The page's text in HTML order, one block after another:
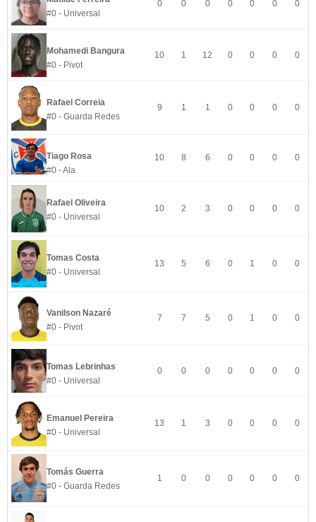
#0 - Universal
0 0 0 0 0 0 0
Mohamedi Bangura
#0 - Pivot
10 1 12 0 0 0 0
Rafael Correia
#0 - Guarda Redes
9 1 1 0 0 0 0
Tiago Rosa
#0 - Ala
10 8 6 0 0 0 0
Rafael Oliveira
#0 - Universal
10 2 3 0 0 0 0
Tomas Costa
#0 - Universal
13 5 6 0 1 0 0
Vanilson Nazaré
#0 - Pivot
7 7 5 0 1 0 0
Tomas Lebrinhas
#0 - Universal
0 0 0 0 0 0 0
Emanuel Pereira
#0 - Universal
13 1 3 0 0 0 0
Tomás Guerra
#0 - Guarda Redes
1 0 0 0 0 0 0